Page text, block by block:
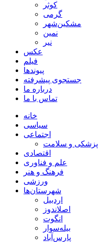
کوثر
گرمی
مشکین‌شهر
نمین
نیر
عکس
فیلم
پیوندها
جستجوی پیشرفته
درباره ما
تماس با ما
خانه
سیاسی
اجتماعی
پزشکی و سلامت
اقتصادی
علم و فناوری
فرهنگ و هنر
ورزشی
شهرستان‌ها
اردبیل
اصلاندوز
انگوت
بیله‌سوار
پارس‌آباد